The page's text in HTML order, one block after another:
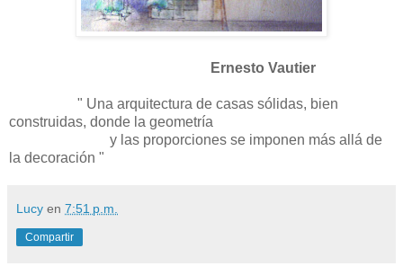
Ernesto Vautier
" Una arquitectura de casas sólidas, bien
construidas, donde la geometría
y las proporciones se imponen más allá de
la decoración "
Lucy en 7:51 p.m.
Compartir